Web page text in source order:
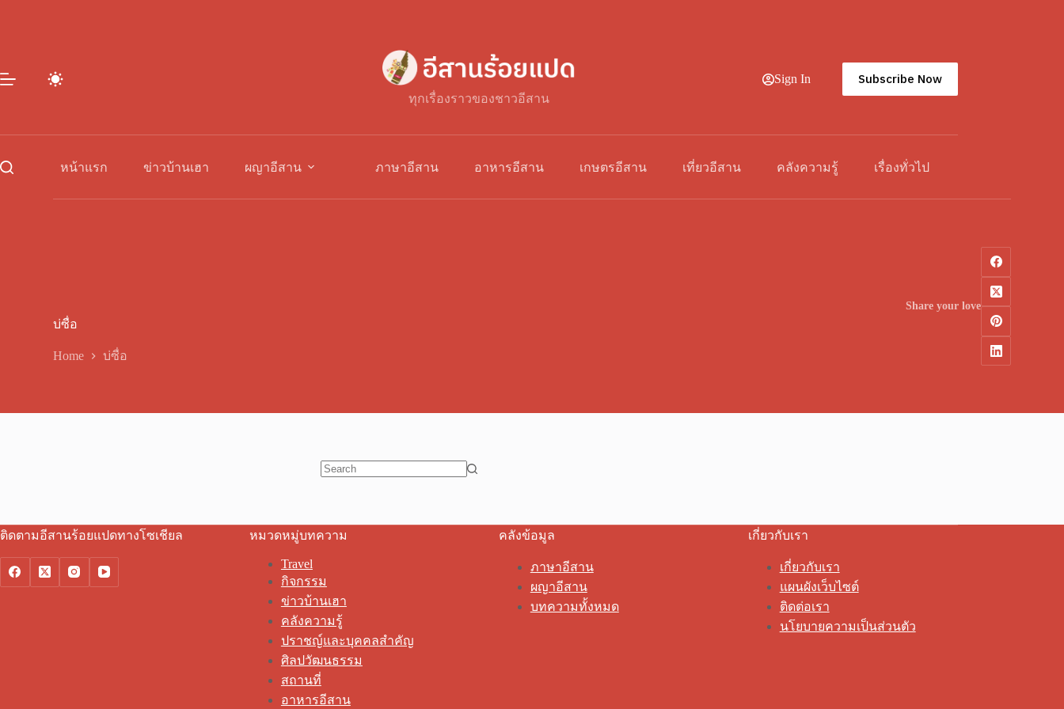
ทุกเรื่องราวของชาวอีสาน
Sign In Subscribe Now
หน้าแรก ข่าวบ้านเฮา ผญาอีสาน ภาษาอีสาน อาหารอีสาน เกษตรอีสาน เที่ยวอีสาน คลังความรู้ เรื่องทั่วไป
บ่ซื่อ
Home บ่ซื่อ
Share your love
ติดตามอีสานร้อยแปดทางโซเชียล หมวดหมู่บทความ
Travel
กิจกรรม
ข่าวบ้านเฮา
คลังความรู้
ปราชญ์และบุคคลสำคัญ
ศิลปวัฒนธรรม
สถานที่
อาหารอีสาน
คลังข้อมูล
ภาษาอีสาน
ผญาอีสาน
บทความทั้งหมด
เกี่ยวกับเรา
เกี่ยวกับเรา
แผนผังเว็บไซต์
ติดต่อเรา
นโยบายความเป็นส่วนตัว